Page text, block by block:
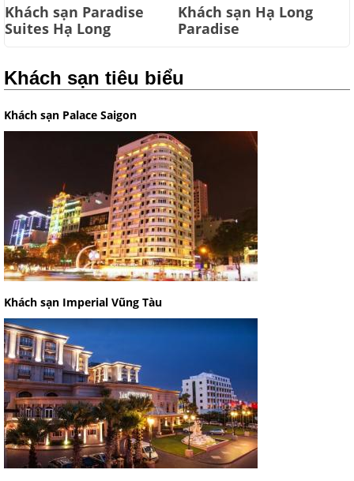
Khách sạn Paradise
Suites Hạ Long
Khách sạn Hạ Long
Paradise
Khách sạn tiêu biểu
Khách sạn Palace Saigon
Khách sạn Imperial Vũng Tàu